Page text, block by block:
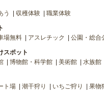
う 収穫体験 職業体験
場無料 アスレチック 公園・総合
スポット
博物館・科学館 美術館 水族館
ト場 潮干狩り いちご狩り 果物